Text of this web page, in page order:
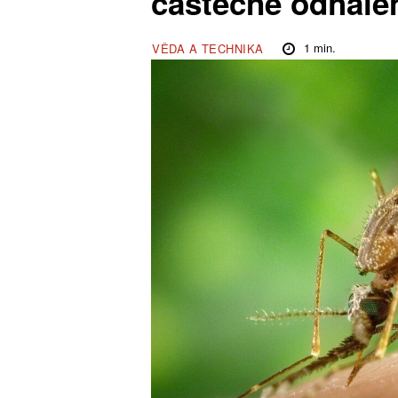
VĚDA A TECHNIKA 1 min.